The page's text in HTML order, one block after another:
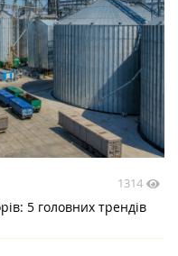
1314
5 головних трендів